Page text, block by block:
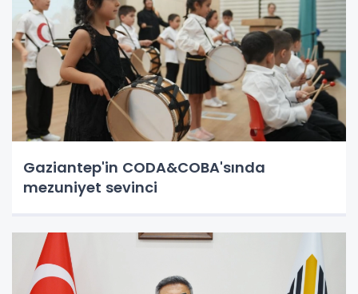
Gaziantep'in CODA&COBA'sında
mezuniyet sevinci